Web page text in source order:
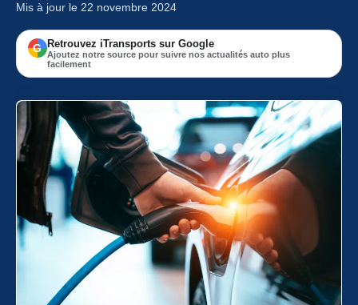
Mis à jour le 22 novembre 2024
G Retrouvez iTransports sur Google
Ajoutez notre source pour suivre nos actualités auto plus
facilement